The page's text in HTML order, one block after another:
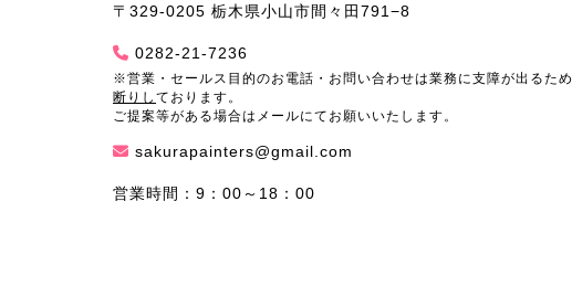
〒329-0205 栃木県小山市間々田791−8
0282-21-7236
※営業・セールス目的のお電話・お問い合わせは業務に支障が出るため
断りし ております。
ご提案等がある場合はメールにてお願いいたします。
sakurapainters@gmail.com
営業時間：9：00～18：00